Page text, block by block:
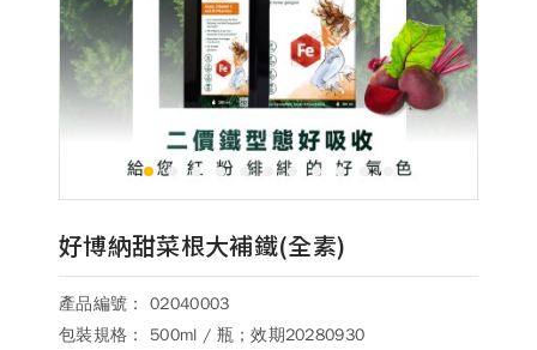
1 2 3 4 5 6 7 8 10 11
好博納甜菜根大補鐵(全素)
產品編號： 02040003
包裝規格： 500ml / 瓶；效期20280930
德風消息
所有訊息 營養知識 會員辦法
活動訊息
商品訊息
客服資訊
關於我們
關於德風 人力招募